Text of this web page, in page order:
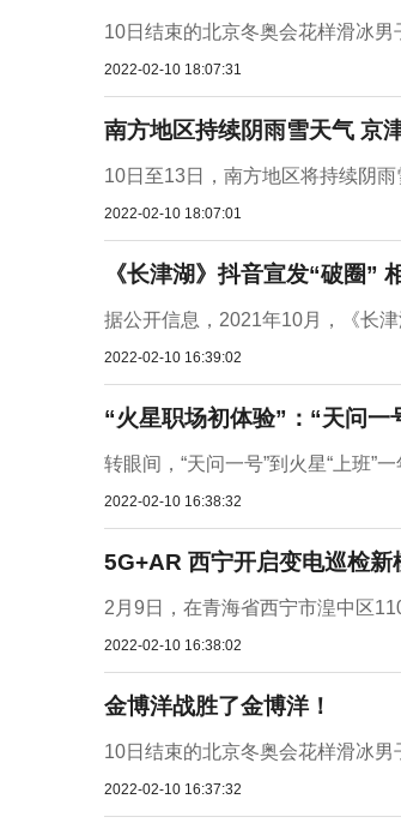
10日结束的北京冬奥会花样滑冰
2022-02-10 18:07:31
南方地区持续阴雨雪天气 京
10日至13日，南方地区将持续阴
2022-02-10 18:07:01
《长津湖》抖音宣发“破圈”
据公开信息，2021年10月，《长
2022-02-10 16:39:02
“火星职场初体验”：“天问一
转眼间，“天问一号”到火星“上班”
2022-02-10 16:38:32
5G+AR 西宁开启变电巡检新
2月9日，在青海省西宁市湟中区
2022-02-10 16:38:02
金博洋战胜了金博洋！
10日结束的北京冬奥会花样滑冰
2022-02-10 16:37:32